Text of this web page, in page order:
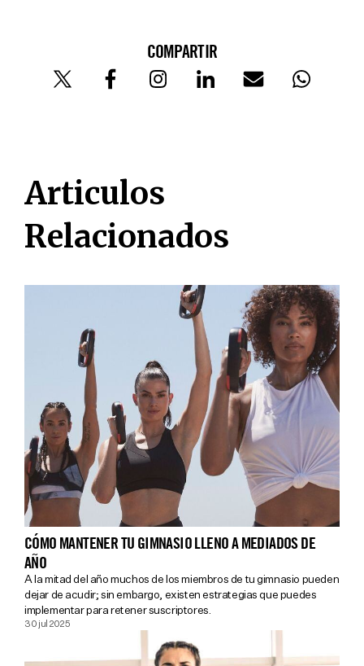
COMPARTIR
Articulos
Relacionados
CÓMO MANTENER TU GIMNASIO LLENO A MEDIADOS DE
AÑO
A la mitad del año muchos de los miembros de tu gimnasio pueden
dejar de acudir; sin embargo, existen estrategias que puedes
implementar para retener suscriptores.
30 jul 2025